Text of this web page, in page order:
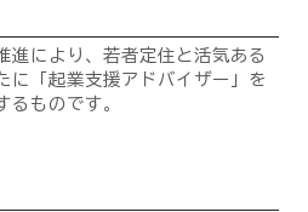
進により、若者定住と活気ある
に「起業支援アドバイザー」を
るものです。